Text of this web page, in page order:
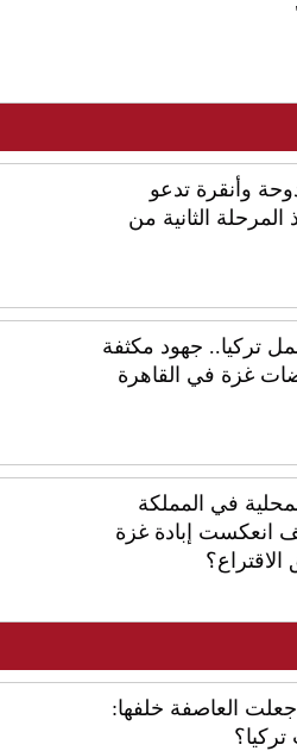
وأنقرة تدعو
المرحلة الثانية من
تركيا.. جهود مكثفة
غزة في القاهرة
في المملكة
انعكست إبادة غزة
جعلت العاصفة خلفها: